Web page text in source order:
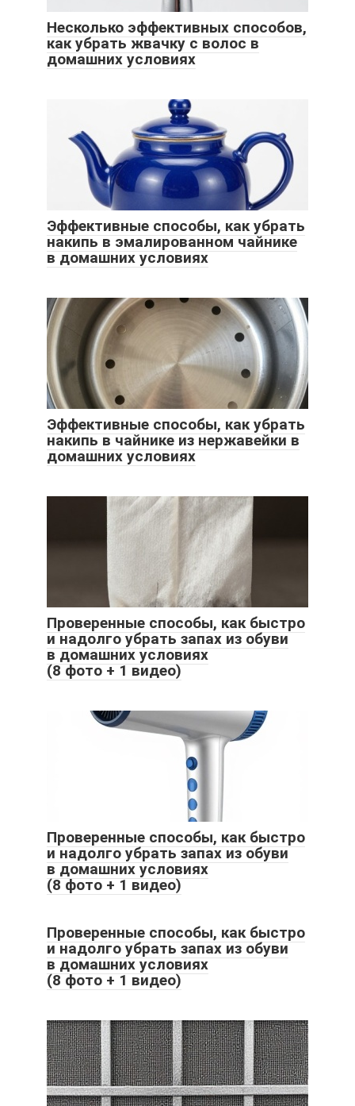
Несколько эффективных способов,
как убрать жвачку с волос в
домашних условиях
Эффективные способы, как убрать
накипь в эмалированном чайнике
в домашних условиях
Эффективные способы, как убрать
накипь в чайнике из нержавейки в
домашних условиях
Проверенные способы, как быстро
и надолго убрать запах из обуви
в домашних условиях
(8 фото + 1 видео)
Проверенные способы, как быстро
и надолго убрать запах из обуви
в домашних условиях
(8 фото + 1 видео)
Проверенные способы, как быстро
и надолго убрать запах из обуви
в домашних условиях
(8 фото + 1 видео)